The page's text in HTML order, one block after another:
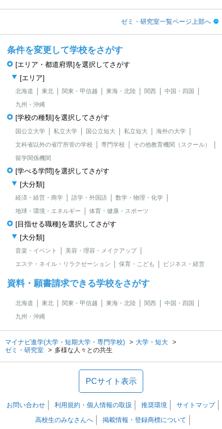
ゼミ・研究室一覧ページ上部へ
条件を変更して学校をさがす
[エリア・都道府県]を選択してさがす
[エリア]
北海道 東北 関東・甲信越 東海・北陸 関西
中国・四国
九州・沖縄
[学校の種類]を選択してさがす
国公立大学 私立大学 国公立短大 私立短大
海外の大学
文科省以外の省庁所管の学校
専門学校
その他教育機関（スクール）
留学関係機関
[学べる学問]を選択してさがす
[大分類]
経済・経営・商学 語学・外国語
数学・物理・化学
地球・環境・エネルギー
体育・健康・スポーツ
[目指せる職種]を選択してさがす
[大分類]
音楽・イベント
美容・理容・メイクアップ
エステ・ネイル・リラクゼーション
保育・こども ビジネス・経営
資料・願書請求できる学校をさがす
北海道 東北 関東・甲信越 東海・北陸 関西
中国・四国
九州・沖縄
マイナビ進学(大学・短期大学・専門学校)
大学・短大
ゼミ・研究室
多様な人々との共生
PCサイト表示
お問い合わせ 利用規約・個人情報の取扱 推奨環境
サイトマップ
高校生のみなさんへ
掲載情報・登録商標について